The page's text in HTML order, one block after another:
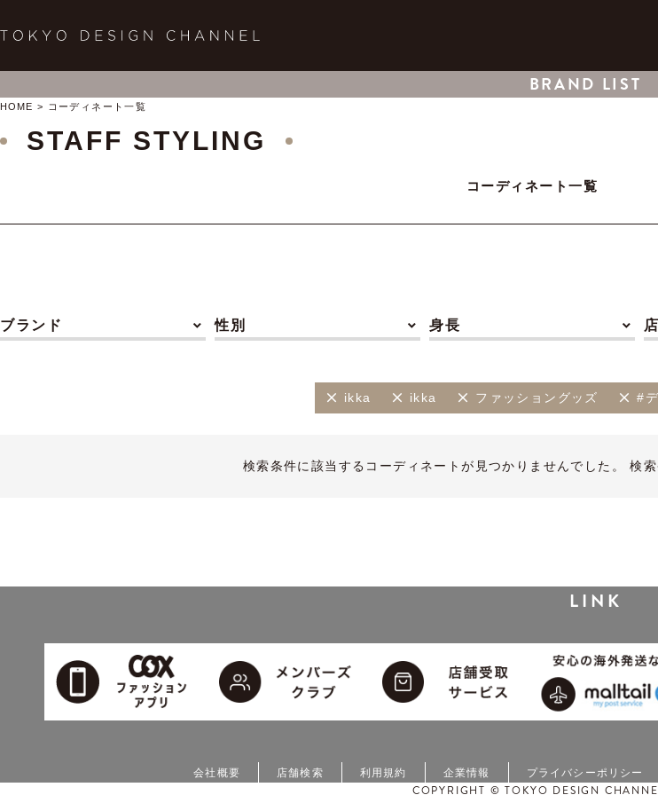
BRAND LIST
HOME コーディネート一覧
STAFF STYLING
コーディネート一覧
ブランド 性別 身長
ikka ikka ファッショングッズ #
検索条件に該当するコーディネートが見つかりませんでした。 検
LINK
会社概要 店舗検索 利用規約 企業情報 プライバシーポリシー
COPYRIGHT © TOKYO DESIGN